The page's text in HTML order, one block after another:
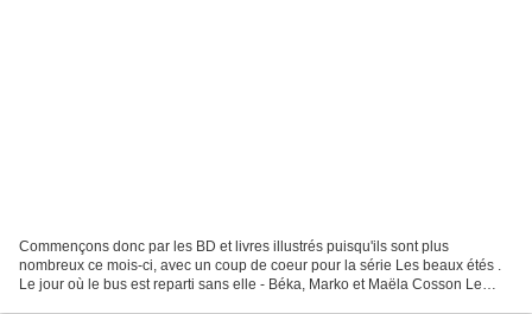
Commençons donc par les BD et livres illustrés puisqu'ils sont plus
nombreux ce mois-ci, avec un coup de coeur pour la série Les beaux étés .
Le jour où le bus est reparti sans elle - Béka, Marko et Maëla Cosson Le